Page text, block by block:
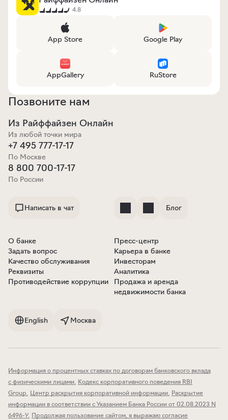
4.8
App Store Google Play
AppGallery RuStore
Позвоните нам
Из Райффайзен Онлайн
Из любой точки мира
+7 495 777-17-17
По Москве
8 800 700-17-17
По России
Написать в чат Блог
О банке
Задать вопрос
Качество обслуживания
Реквизиты
Противодействие коррупции
Пресс-центр
Карьера в банке
Инвесторам
Аналитика
Продажа и аренда
недвижимости банка
English Москва
Информация о процентных ставках по договорам банковского вклада
с физическими лицами. Кодекс корпоративного поведения RBI
Group. Центр раскрытия корпоративной информации. Раскрытие
информации в соответствии с Указанием Банка России от 02.08.2023 N
6496-У. Продолжая пользование сайтом, я выражаю согласие